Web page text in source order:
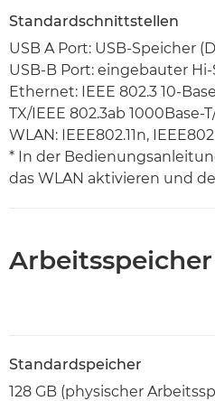
Standardschnittstellen
USB A Port: USB-Speicher
USB-B Port: eingebauter
Ethernet: IEEE 802.3 10-
TX/IEEE 802.3ab 1000Base-
WLAN: IEEE802.11n,
* In der
das WLAN aktivieren und
Arbeitsspeicher
Standardspeicher
128 GB (physischer